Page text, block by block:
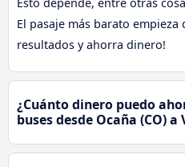
El pasaje más barato empieza
resultados y ahorra dinero!
¿Cuánto dinero puedo
buses desde Ocaña (CO)